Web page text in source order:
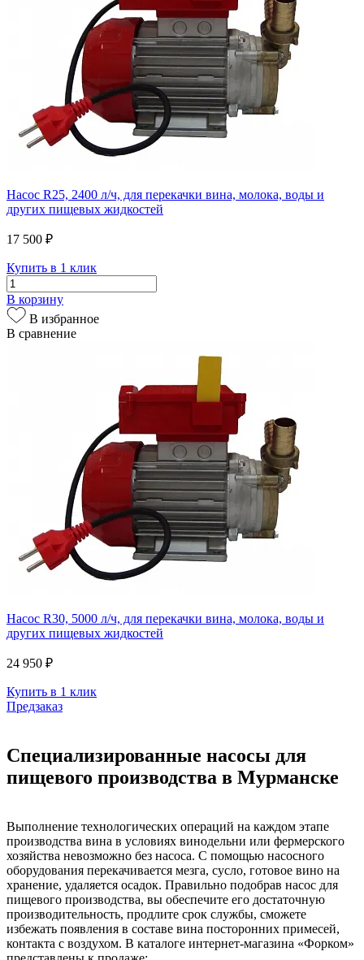
Насос R25, 2400 л/ч, для перекачки вина, молока, воды и
других пищевых жидкостей
17 500 ₽
Купить в 1 клик
В корзину
В избранное
В сравнение
Насос R30, 5000 л/ч, для перекачки вина, молока, воды и
других пищевых жидкостей
24 950 ₽
Купить в 1 клик
Предзаказ
Специализированные насосы для
пищевого производства в Мурманске
Выполнение технологических операций на каждом этапе
производства вина в условиях винодельни или фермерского
хозяйства невозможно без насоса. С помощью насосного
оборудования перекачивается мезга, сусло, готовое вино на
хранение, удаляется осадок. Правильно подобрав насос для
пищевого производства, вы обеспечите его достаточную
производительность, продлите срок службы, сможете
избежать появления в составе вина посторонних примесей,
контакта с воздухом. В каталоге интернет-магазина «Форком»